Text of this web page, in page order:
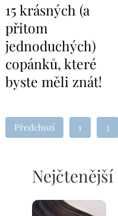
15 krásných (a
přitom
jednoduchých)
copánků, které
byste měli znát!
Předchozí 1 3
Nejčtenější